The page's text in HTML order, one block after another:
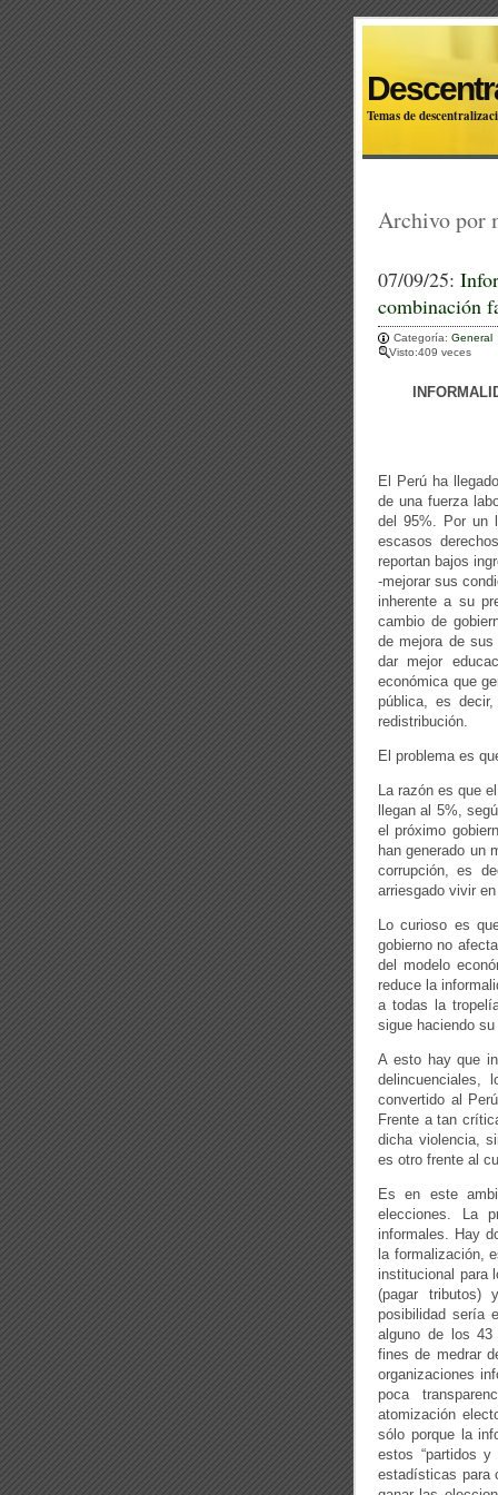
Temas de
Archivo por
07/09/25:
combinación
Categoría: General
Visto:409 veces
El Perú ha
de una fuerza
del 95%. Por un
escasos
reportan bajos
-mejorar sus
inherente a su
cambio de
de mejora de
dar mejor
económica que
pública, es
redistribución.
El problema es
La razón es que
llegan al 5%,
el próximo
han generado un
corrupción, es
arriesgado vivir
Lo curioso es
gobierno no
del modelo
reduce la
a todas la
sigue haciendo
A esto hay que
delincuenciales,
convertido al
Frente a tan
dicha violencia,
es otro frente al
Es en este
elecciones. La
informales. Hay
la formalización,
institucional para
(pagar tributos)
posibilidad sería
alguno de los 43
fines de medrar
organizaciones
poca
atomización
sólo porque la
estos “partidos
estadísticas para